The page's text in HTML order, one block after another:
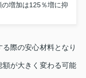
増加は125％増に抑
際の安心材料となり
が大きく変わる可能